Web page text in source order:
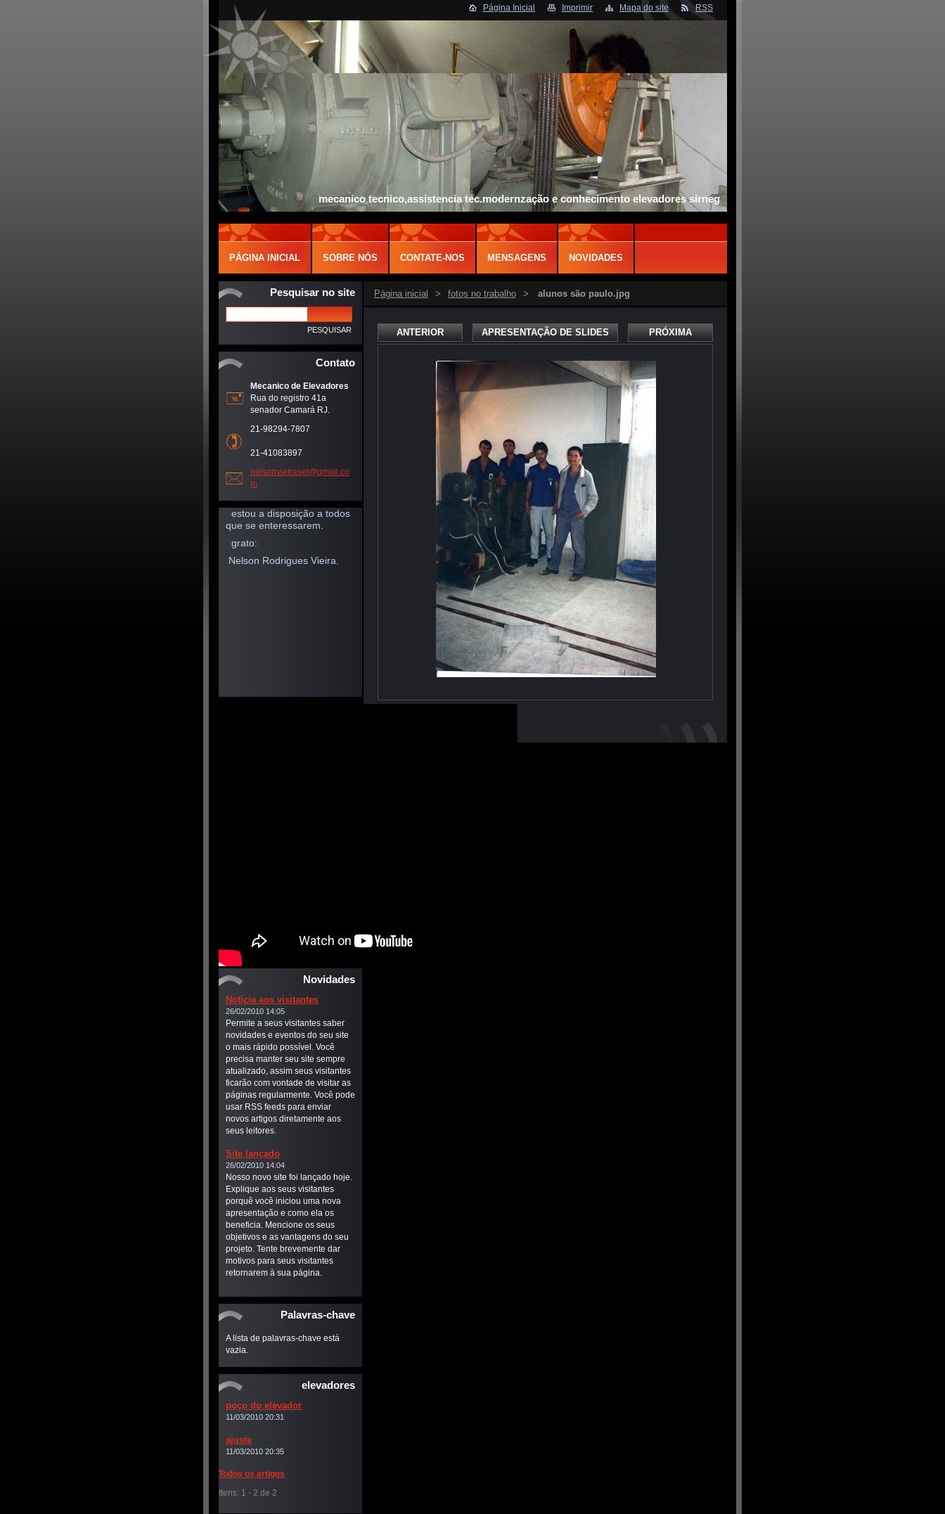
Página Inicial Imprimir Mapa do site RSS
mecanico tecnico,assistencia tec.modernzação e conhecimento elevadores sirneg
Pesquisar no site
Contato
Mecanico de Elevadores
Rua do registro 41a
senador Camará RJ.
21-98294-7807
21-41083897
nelsonvieiraset@gmail.co
m
estou a disposição a todos
que se enteressarem.
grato:
Nelson Rodrigues Vieira.
Novidades
Notícia aos visitantes
26/02/2010 14:05
Permite a seus visitantes saber
novidades e eventos do seu site
o mais rápido possível. Você
precisa manter seu site sempre
atualizado, assim seus visitantes
ficarão com vontade de visitar as
páginas regularmente. Você pode
usar RSS feeds para enviar
novos artigos diretamente aos
seus leitores.
Site lançado
26/02/2010 14:04
Nosso novo site foi lançado hoje.
Explique aos seus visitantes
porquê você iniciou uma nova
apresentação e como ela os
beneficia. Mencione os seus
objetivos e as vantagens do seu
projeto. Tente brevemente dar
motivos para seus visitantes
retornarem à sua página.
Palavras-chave
A lista de palavras-chave está
vazia.
elevadores
poço do elevador
11/03/2010 20:31
ajuste
11/03/2010 20:35
Todos os artigos
Itens: 1 - 2 de 2
Página inicial > fotos no trabalho > alunos são paulo.jpg
ANTERIOR APRESENTAÇÃO DE SLIDES PRÓXIMA
PÁGINA INICIAL SOBRE NÓS CONTATE-NOS MENSAGENS NOVIDADES